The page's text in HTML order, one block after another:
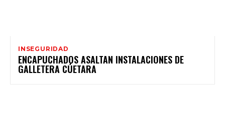
INSEGURIDAD
ENCAPUCHADOS ASALTAN INSTALACIONES DE
GALLETERA CÚETARA